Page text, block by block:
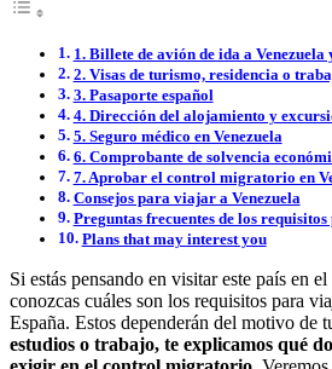
1. Billete de avión de ida a Venezuela
2. Visas de turismo, residencia o
3. Pasaporte español
4. Dirección del alojamiento y
5. Seguro médico en Venezuela
6. Comprobante de solvencia
7. Aprobar el control migratorio en
Consejos para viajar a Venezuela
Preguntas frecuentes de los
Plans that may interest you
Si estás pensando en visitar este país en
conozcas cuáles son los requisitos para
España. Estos dependerán del motivo de
estudios o trabajo, te explicamos qué